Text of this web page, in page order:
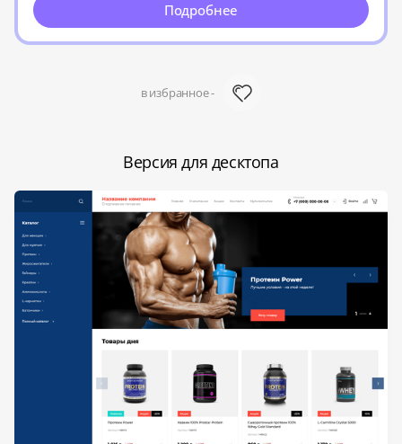
в избранное -
Подробнее
Версия для десктопа